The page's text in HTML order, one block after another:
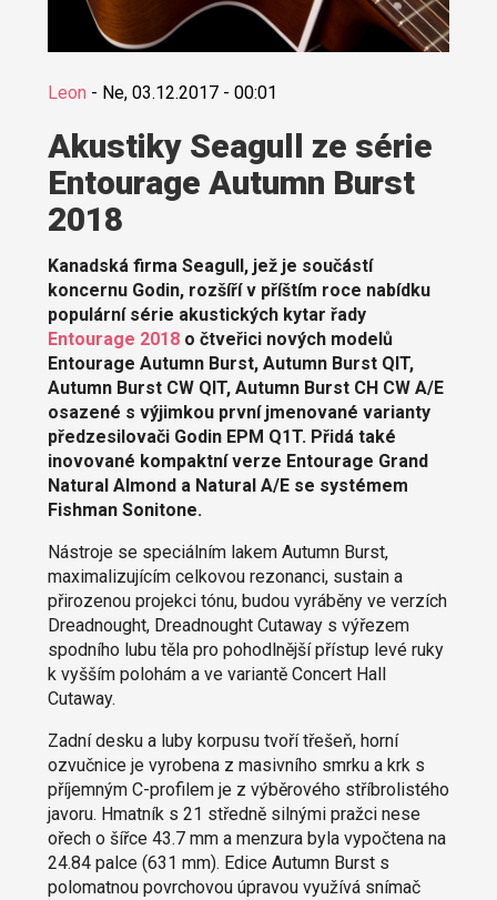
Leon - Ne, 03.12.2017 - 00:01
Akustiky Seagull ze série
Entourage Autumn Burst
2018
Kanadská firma Seagull, jež je součástí
koncernu Godin, rozšíří v příštím roce nabídku
populární série akustických kytar řady
Entourage 2018o čtveřici nových modelů
Entourage Autumn Burst, Autumn Burst QIT,
Autumn Burst CW QIT, Autumn Burst CH CW A/E
osazené s výjimkou první jmenované varianty
předzesilovači Godin EPM Q1T. Přidá také
inovované kompaktní verze Entourage Grand
Natural Almond a Natural A/E se systémem
Fishman Sonitone.
Nástroje se speciálním lakem Autumn Burst,
maximalizujícím celkovou rezonanci, sustain a
přirozenou projekci tónu, budou vyráběny ve verzích
Dreadnought, Dreadnought Cutaway s výřezem
spodního lubu těla pro pohodlnější přístup levé ruky
k vyšším polohám a ve variantě Concert Hall
Cutaway.
Zadní desku a luby korpusu tvoří třešeň, horní
ozvučnice je vyrobena z masivního smrku a krk s
příjemným C-profilem je z výběrového stříbrolistého
javoru. Hmatník s 21 středně silnými pražci nese
ořech o šířce 43.7 mm a menzura byla vypočtena na
24.84 palce (631 mm). Edice Autumn Burst s
polomatnou povrchovou úpravou využívá snímač